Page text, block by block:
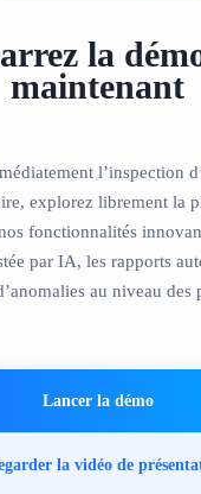
la
maintenant
l’inspection
explorez librement la
fonctionnalités
par IA, les rapports
au niveau des
Lancer la démo
la vidéo de